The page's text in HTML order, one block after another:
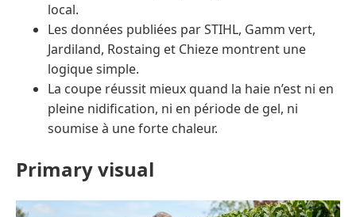
local.
Les données publiées par STIHL, Gamm vert,
Jardiland, Rostaing et Chieze montrent une
logique simple.
La coupe réussit mieux quand la haie n’est ni en
pleine nidification, ni en période de gel, ni
soumise à une forte chaleur.
Primary visual